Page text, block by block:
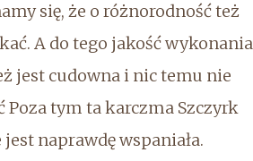
się, że o różnorodność też
A do tego jakość wykonania
jest cudowna i nic temu nie
Poza tym ta karczma Szczyrk
naprawdę wspaniała.